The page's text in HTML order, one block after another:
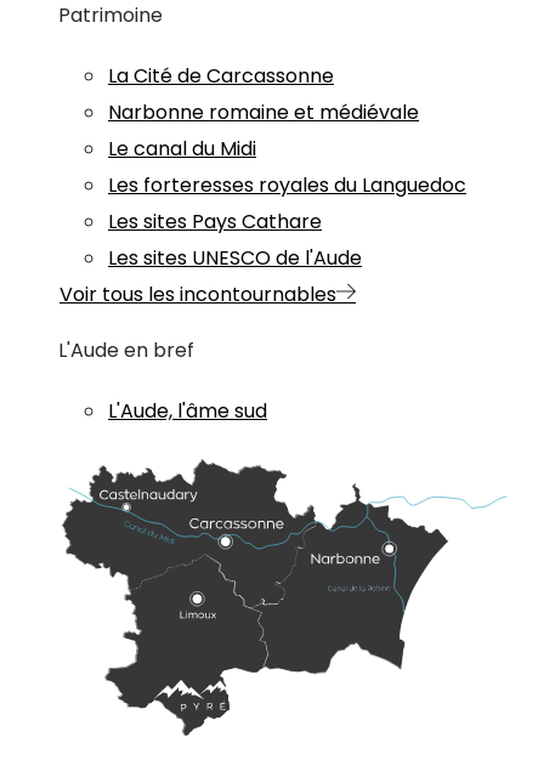
Patrimoine
La Cité de Carcassonne
Narbonne romaine et médiévale
Le canal du Midi
Les forteresses royales du Languedoc
Les sites Pays Cathare
Les sites UNESCO de l'Aude
Voir tous les incontournables
L'Aude en bref
L'Aude, l'âme sud